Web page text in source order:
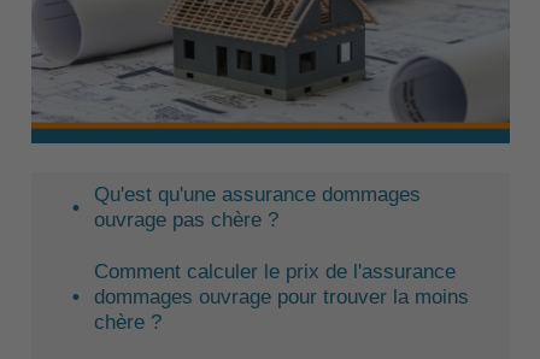
Qu'est qu'une assurance dommages
ouvrage pas chère ?
Comment calculer le prix de l'assurance
dommages ouvrage pour trouver la moins
chère ?